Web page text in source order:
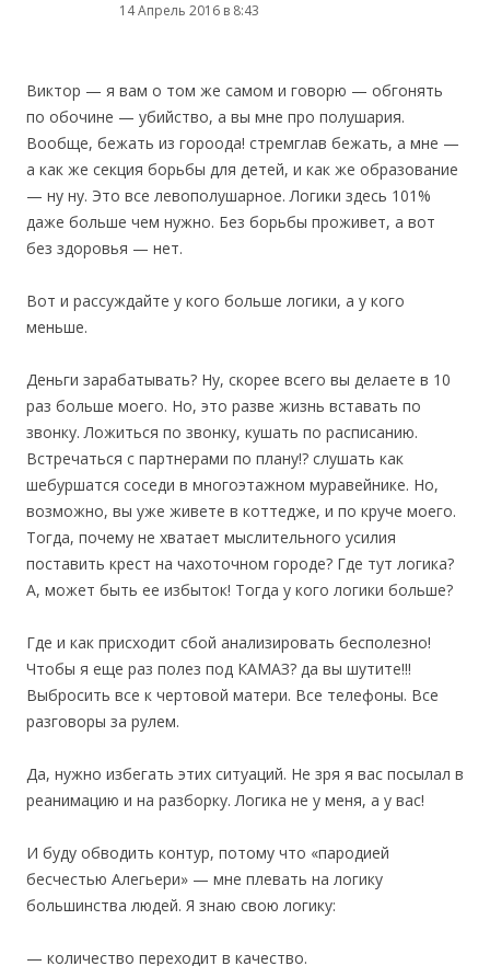
14 Апрель 2016 в 8:43
Виктор — я вам о том же самом и говорю — обгонять
по обочине — убийство, а вы мне про полушария.
Вообще, бежать из гороода! стремглав бежать, а мне —
а как же секция борьбы для детей, и как же образование
— ну ну. Это все левополушарное. Логики здесь 101%
даже больше чем нужно. Без борьбы проживет, а вот
без здоровья — нет.
Вот и рассуждайте у кого больше логики, а у кого
меньше.
Деньги зарабатывать? Ну, скорее всего вы делаете в 10
раз больше моего. Но, это разве жизнь вставать по
звонку. Ложиться по звонку, кушать по расписанию.
Встречаться с партнерами по плану!? слушать как
шебуршатся соседи в многоэтажном муравейнике. Но,
возможно, вы уже живете в коттедже, и по круче моего.
Тогда, почему не хватает мыслительного усилия
поставить крест на чахоточном городе? Где тут логика?
А, может быть ее избыток! Тогда у кого логики больше?
Где и как присходит сбой анализировать бесполезно!
Чтобы я еще раз полез под КАМАЗ? да вы шутите!!!
Выбросить все к чертовой матери. Все телефоны. Все
разговоры за рулем.
Да, нужно избегать этих ситуаций. Не зря я вас посылал в
реанимацию и на разборку. Логика не у меня, а у вас!
И буду обводить контур, потому что «пародией
бесчестью Алегьери» — мне плевать на логику
большинства людей. Я знаю свою логику:
— количество переходит в качество.